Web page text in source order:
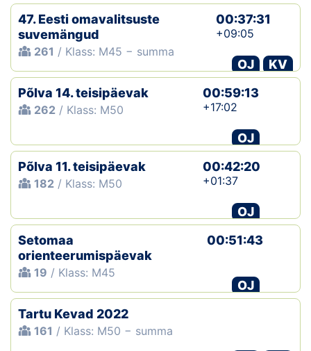
47. Eesti omavalitsuste
suvemängud
261 / Klass: M45 − summa
00:37:31
+09:05
OJ
KV
Põlva 14. teisipäevak
262 / Klass: M50
00:59:13
+17:02
OJ
Põlva 11. teisipäevak
182 / Klass: M50
00:42:20
+01:37
OJ
Setomaa
orienteerumispäevak
19 / Klass: M45
00:51:43
OJ
Tartu Kevad 2022
161 / Klass: M50 − summa